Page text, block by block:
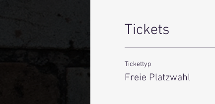
Tickets
Tickettyp
Freie Platzwahl